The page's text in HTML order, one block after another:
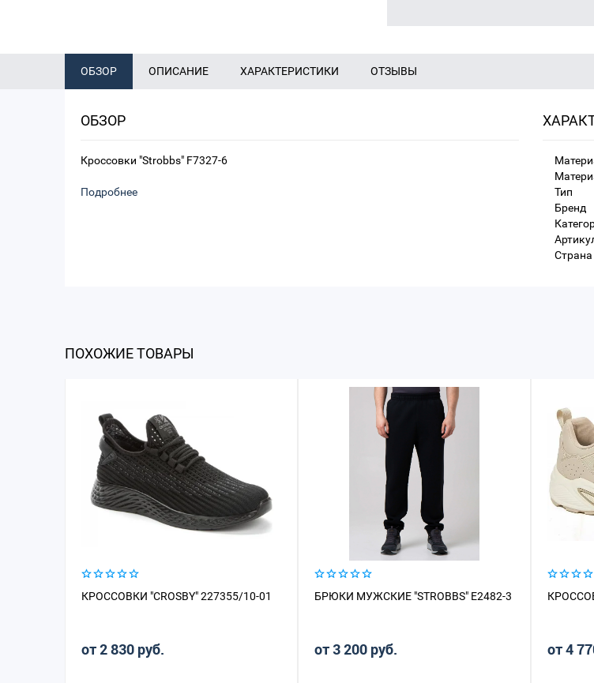
ОБЗОР ОПИСАНИЕ ХАРАКТЕРИСТИКИ ОТЗЫВЫ
ОБЗОР
Кроссовки "Strobbs" F7327-6
Подробнее
Тип
Бренд
Страна
ПОХОЖИЕ ТОВАРЫ
КРОССОВКИ "CROSBY" 227355/10-01
от 2 830 руб.
БРЮКИ МУЖСКИЕ "STROBBS" E2482-3
от 3 200 руб. от 4